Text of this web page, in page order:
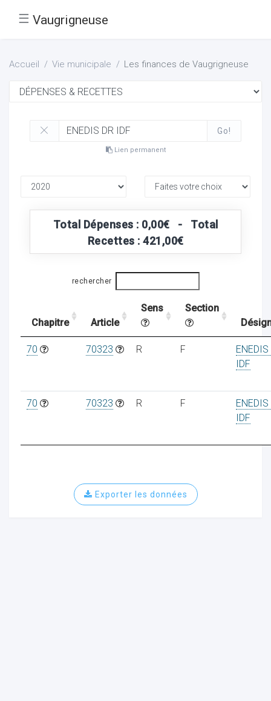
☰ Vaugrigneuse
Accueil Vie municipale Les finances de Vaugrigneuse
Go!
Lien permanent
Total Dépenses : 0,00€ - Total
Recettes : 421,00€
rechercher
Chapitre Article
Sens
Section
70 70323 R F
ENEDIS
IDF
70 70323 R F
ENEDIS
IDF
Exporter les données